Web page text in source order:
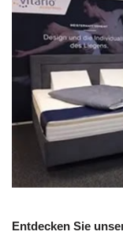
Entdecken Sie